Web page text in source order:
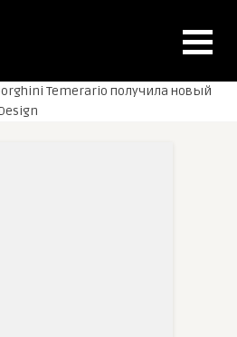
Temerario получила новый